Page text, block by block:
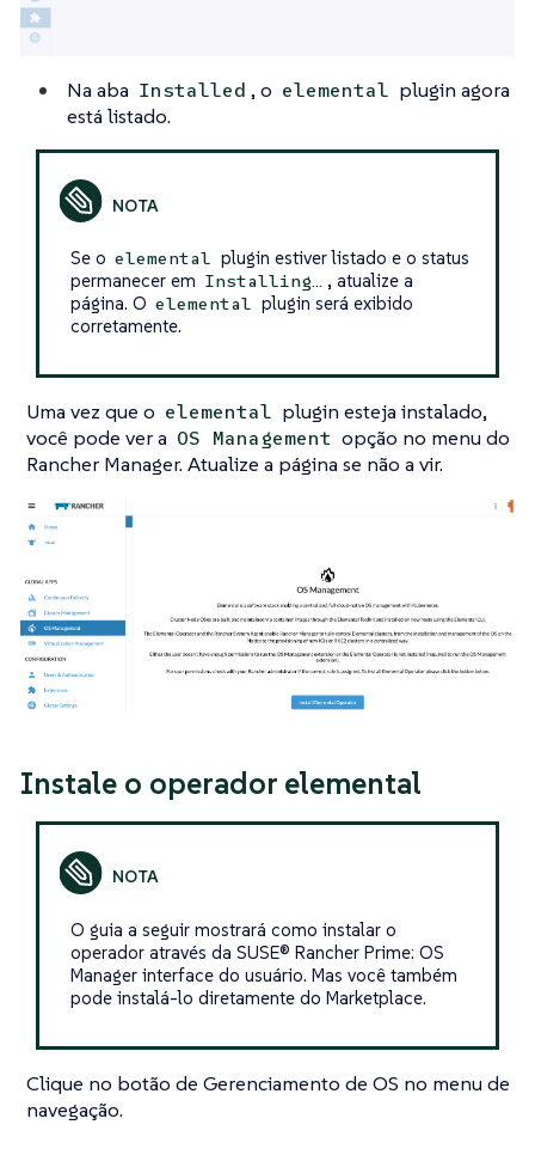
Na aba Installed , o elemental plugin agora
está listado.
Se o elemental plugin estiver listado e o status
permanecer em Installing…​ , atualize a
página. O elemental plugin será exibido
corretamente.
Uma vez que o elemental plugin esteja instalado,
você pode ver a OS Management opção no menu do
Rancher Manager. Atualize a página se não a vir.
Instale o operador elemental
O guia a seguir mostrará como instalar o
operador através da SUSE® Rancher Prime: OS
Manager interface do usuário. Mas você também
pode instalá-lo diretamente do Marketplace.
Clique no botão de Gerenciamento de OS no menu de
navegação.